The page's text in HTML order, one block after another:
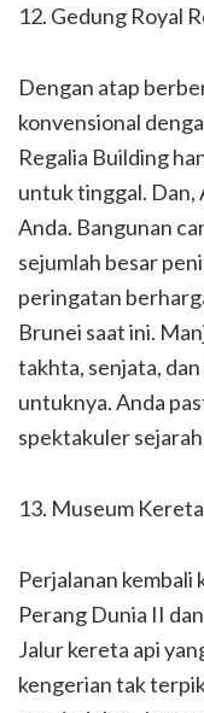
12. Gedung Royal
Dengan atap
konvensional
Regalia Building
untuk tinggal. Dan,
Anda. Bangunan
sejumlah besar
peringatan
Brunei saat ini.
takhta, senjata,
untuknya. Anda
spektakuler
13. Museum
Perjalanan kembali
Perang Dunia II
Jalur kereta api
kengerian tak